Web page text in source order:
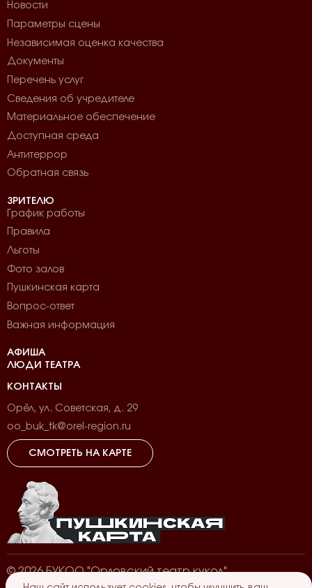
Новости
Параметры сцены
Независимая оценка качества
Документы
Перечень услуг
Сведения об учредителе
Материальное обеспечение
Доступная среда
Антитеррор
Обратная связь
ЗРИТЕЛЮ
График работы
Правила
Льготы
Фото залов
Пушкинская карта
Вопрос-ответ
Важная информация
АФИША
ЛЮДИ ТЕАТРА
КОНТАКТЫ
Орёл, ул. Советская, д. 29
oo_buk_tk@orel-region.ru
СМОТРЕТЬ НА КАРТЕ
©2026БУКОО "Орловский театр кукол"